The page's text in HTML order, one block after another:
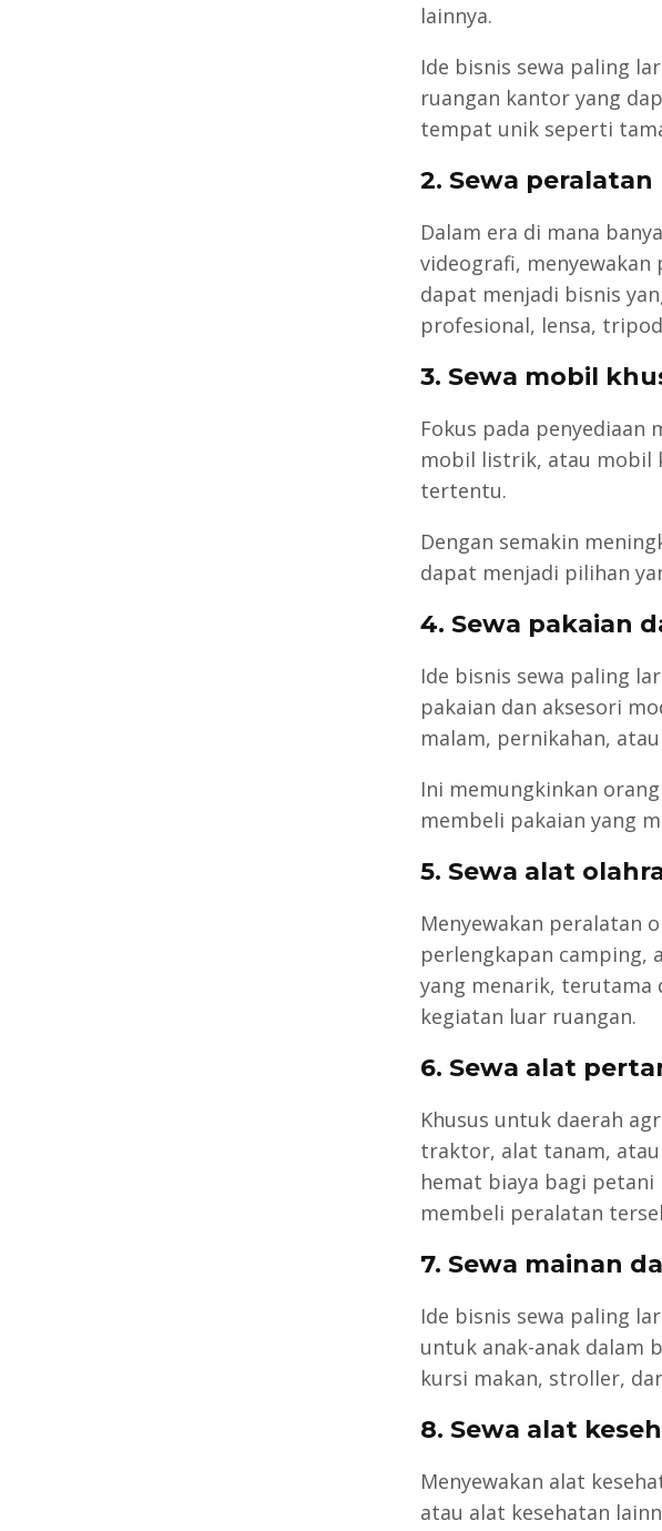
lainnya.
Ide bisnis sewa paling
ruangan kantor yang
tempat unik seperti
2. Sewa
Dalam era di mana
videografi,
dapat menjadi bisnis
profesional, lensa,
3. Sewa mobil
Fokus pada
mobil listrik, atau mobil
tertentu.
Dengan semakin
dapat menjadi pilihan
4. Sewa pakaian
Ide bisnis sewa paling
pakaian dan aksesori
malam, pernikahan,
Ini memungkinkan
membeli pakaian yang
5. Sewa alat
Menyewakan peralatan
perlengkapan camping,
yang menarik, terutama
kegiatan luar ruangan.
6. Sewa alat
Khusus untuk daerah
traktor, alat tanam,
hemat biaya bagi
membeli peralatan
7. Sewa mainan
Ide bisnis sewa paling
untuk anak-anak dalam
kursi makan, stroller,
8. Sewa alat
Menyewakan alat
atau alat kesehatan